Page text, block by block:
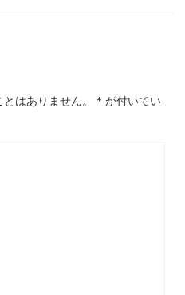
はありません。 * が付いてい